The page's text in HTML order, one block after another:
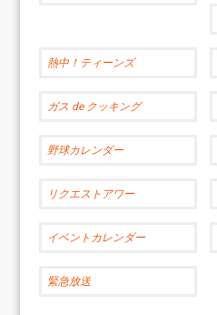
熱中！ティーンズ
ガス de クッキング
野球カレンダー
リクエストアワー
イベントカレンダー
緊急放送